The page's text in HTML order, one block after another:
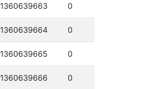
1360639663 0
1360639664 0
1360639665 0
1360639666 0